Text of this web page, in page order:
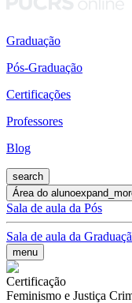
Graduação
Pós-Graduação
Certificações
Professores
Blog
search
Área do aluno
Sala de aula da Pós
Sala de aula da
menu
Certificação
Feminismo e Justiça